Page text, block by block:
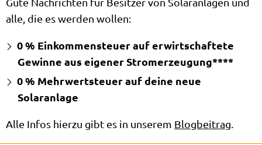
alle, die es werden wollen:
0 % Einkommensteuer auf erwirtschaftete
Gewinne aus eigener Stromerzeugung****
0 % Mehrwertsteuer auf deine neue
Solaranlage
Alle Infos hierzu gibt es in unserem Blogbeitrag